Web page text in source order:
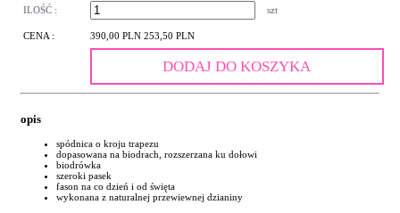
ILOŚĆ : szt
CENA : 390,00 PLN 253,50 PLN
DODAJ DO KOSZYKA
opis
spódnica o kroju trapezu
dopasowana na biodrach, rozszerzana ku dołowi
biodrówka
szeroki pasek
fason na co dzień i od święta
wykonana z naturalnej przewiewnej dzianiny